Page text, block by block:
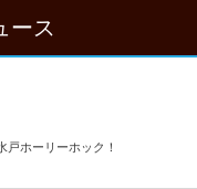
ース
ホーリーホック！